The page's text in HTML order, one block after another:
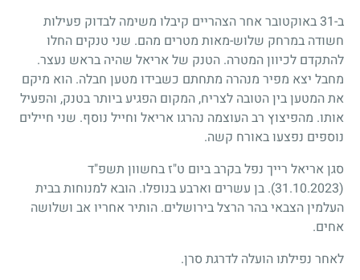
ב-31 באוקטובר אחר הצהריים קיבלו משימה לבדוק פעילות
חשודה במרחק שלוש-מאות מטרים מהם. שני טנקים החלו
להתקדם לכיוון המטרה. הטנק של אריאל שהיה בראש נעצר.
מחבל יצא מפיר מנהרה מתחתם כשבידו מטען חבלה. הוא מיקם
את המטען בין הטובה לצריח, המקום הפגיע ביותר בטנק, והפעיל
אותו. מהפיצוץ רב העוצמה נהרגו אריאל וחייל נוסף. שני חיילים
נוספים נפצעו באורח קשה.
סגן אריאל רייך נפל בקרב ביום ט"ז בחשוון תשפ"ד
(31.10.2023)
. בן עשרים וארבע בנופלו. הובא למנוחות בבית
העלמין הצבאי בהר הרצל בירושלים. הותיר אחריו אב ושלושה
אחים.
לאחר נפילתו הועלה לדרגת סרן.